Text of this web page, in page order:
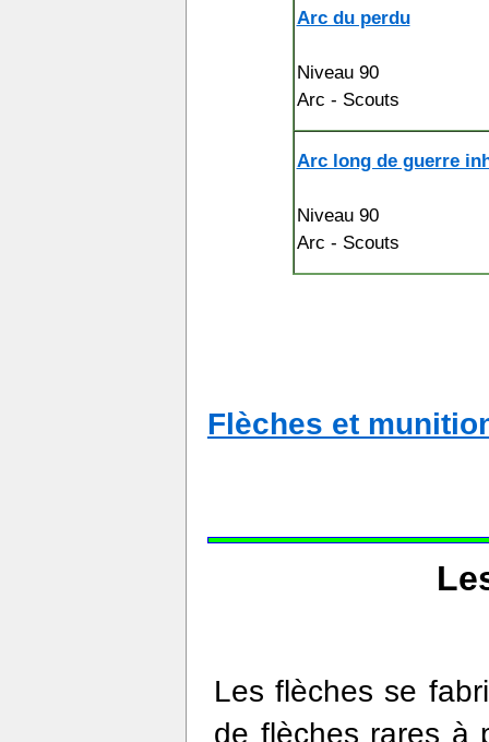
Arc du perdu
Niveau 90
Arc - Scouts
Arc long de guerre
Niveau 90
Arc - Scouts
Flèches et
Les flèches se
de flèches rares à